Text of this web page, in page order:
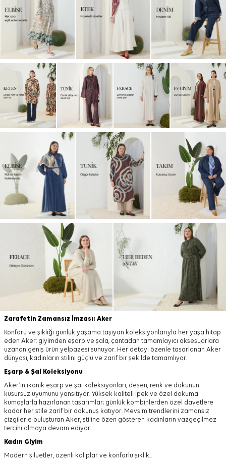
Zarafetin Zamansız İmzası: Aker
Konforu ve şıklığı günlük yaşama taşıyan koleksiyonlarıyla her yaşa hitap
eden Aker; giyimden eşarp ve şala, çantadan tamamlayıcı aksesuarlara
uzanan geniş ürün yelpazesi sunuyor. Her detayı özenle tasarlanan Aker
dünyası, kadınların stilini güçlü ve zarif bir şekilde tamamlıyor.
Eşarp & Şal Koleksiyonu
Aker’in ikonik eşarp ve şal koleksiyonları, desen, renk ve dokunun
kusursuz uyumunu yansıtıyor. Yüksek kaliteli ipek ve özel dokuma
kumaşlarla hazırlanan tasarımlar; günlük kombinlerden özel davetlere
kadar her stile zarif bir dokunuş katıyor. Mevsim trendlerini zamansız
çizgilerle buluşturan Aker, stiline özen gösteren kadınların vazgeçilmez
tercihi olmaya devam ediyor.
Kadın Giyim
Modern siluetler, özenli kalıplar ve konforlu şıklık...